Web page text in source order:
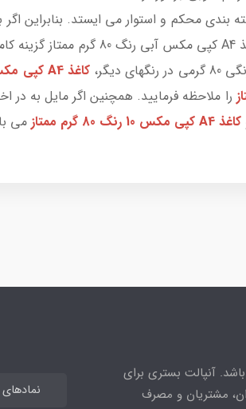
بندی محکم و استوار می ایستد. بنابراین
کاغذ A4 کپی مکس سبز رنگ 80 گرم ممتاز
را ملاحظه فرمایید. همچنین اگر مایل به
کاغذ A4 کپی مکس 10 رنگ 80 گرم ممتاز می
آنپالت بستری برای
مشتریان و مصرف
نمادهای